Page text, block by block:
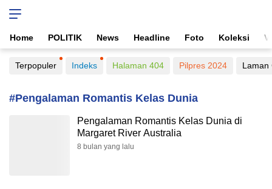
Home POLITIK News Headline Foto Koleksi
Terpopuler Indeks Halaman 404 Pilpres 2024 Laman
#Pengalaman Romantis Kelas Dunia
Pengalaman Romantis Kelas Dunia di
Margaret River Australia
8 bulan yang lalu